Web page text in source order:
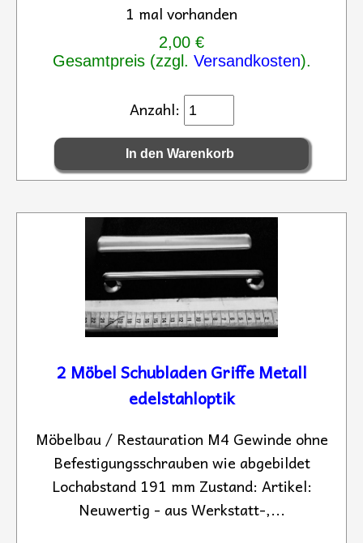
1 mal vorhanden
2,00 €
Gesamtpreis (zzgl. Versandkosten).
Anzahl:
2 Möbel Schubladen Griffe Metall
edelstahloptik
Möbelbau / Restauration M4 Gewinde ohne
Befestigungsschrauben wie abgebildet
Lochabstand 191 mm Zustand: Artikel:
Neuwertig - aus Werkstatt-,...